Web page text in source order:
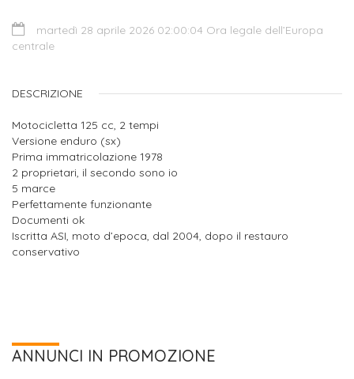
martedì 28 aprile 2026 02:00:04 Ora legale dell’Europa
centrale
DESCRIZIONE
Motocicletta 125 cc, 2 tempi
Versione enduro (sx)
Prima immatricolazione 1978
2 proprietari, il secondo sono io
5 marce
Perfettamente funzionante
Documenti ok
Iscritta ASI, moto d’epoca, dal 2004, dopo il restauro
conservativo
ANNUNCI IN PROMOZIONE